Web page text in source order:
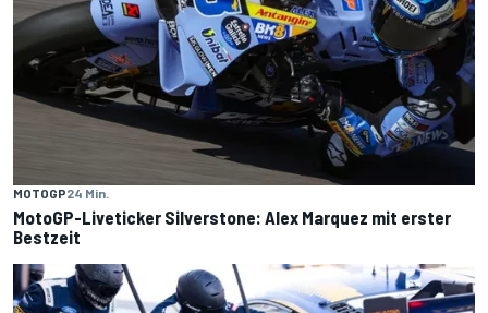
MOTOGP24 Min.
MotoGP-Liveticker Silverstone: Alex Marquez mit erster
Bestzeit